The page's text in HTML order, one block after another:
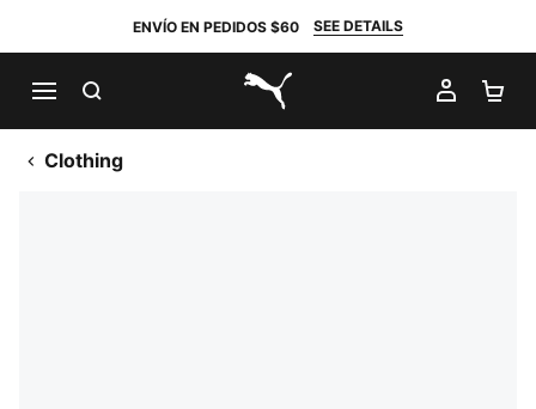
ENVÍO EN PEDIDOS $60 SEE DETAILS
PUMA.com
MI
Clothing